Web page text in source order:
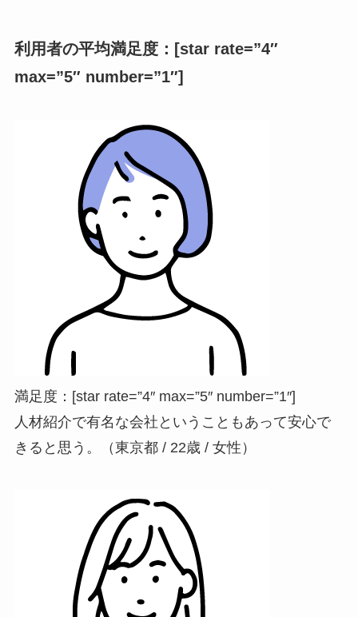
利用者の平均満足度：[star rate=”4″
max=”5″ number=”1″]
満足度 ：[star rate=”4″ max=”5″ number=”1″]
人材紹介で有名な会社ということもあって安心で
きると思う。（東京都 / 22歳 / 女性）